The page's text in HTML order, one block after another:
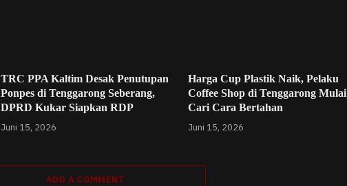
TRC PPA Kaltim Desak Penutupan
Ponpes di Tenggarong Seberang,
DPRD Kukar Siapkan RDP
Juni 15, 2026
Harga Cup Plastik Naik, Pelaku
Coffee Shop di Tenggarong Mulai
Cari Cara Bertahan
Juni 15, 2026
ADD A COMMENT